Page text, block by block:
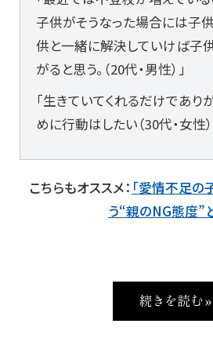
子供がそうなった場合には子
供と一緒に解決していけば子
がると思う。（20代・男性）」
「生きていてくれるだけであり
めに行動はしたい（30代・女性）
こちらもオススメ： 「愛情不足の
う“親のNG態度”
続きを読む »